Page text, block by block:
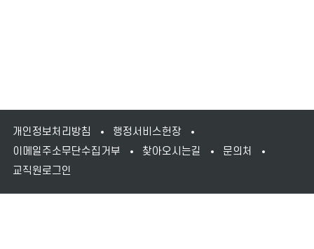
개인정보처리방침
행정서비스헌장
이메일주소무단수집거부
찾아오시는길
문의처
교직원로그인